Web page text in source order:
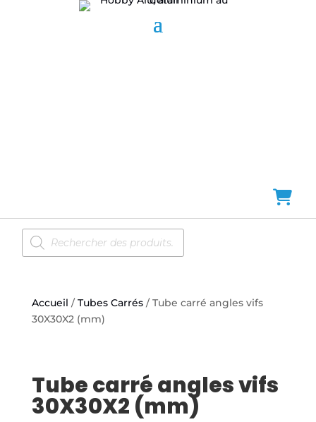
Recherche
de
produits
Accueil /Tubes Carrés/ Tube carré angles vifs
30X30X2 (mm)
Tube carré angles vifs
30X30X2 (mm)